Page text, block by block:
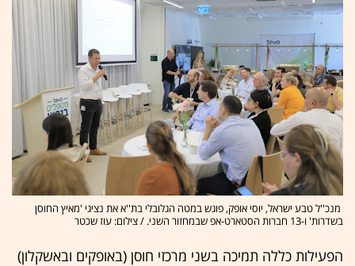
מנכ''ל טבע ישראל, יוסי אופק, פוגש במטה הגלובלי בת''א את נציגי 'מאיץ החוסן
בשדרות' ו-13 חברות הסטארט-אפ שבמחזור השני. / צילום: עוז שכטר
הפעילות כללה תמיכה בשני מרכזי חוסן (באופקים ובאשקלון)